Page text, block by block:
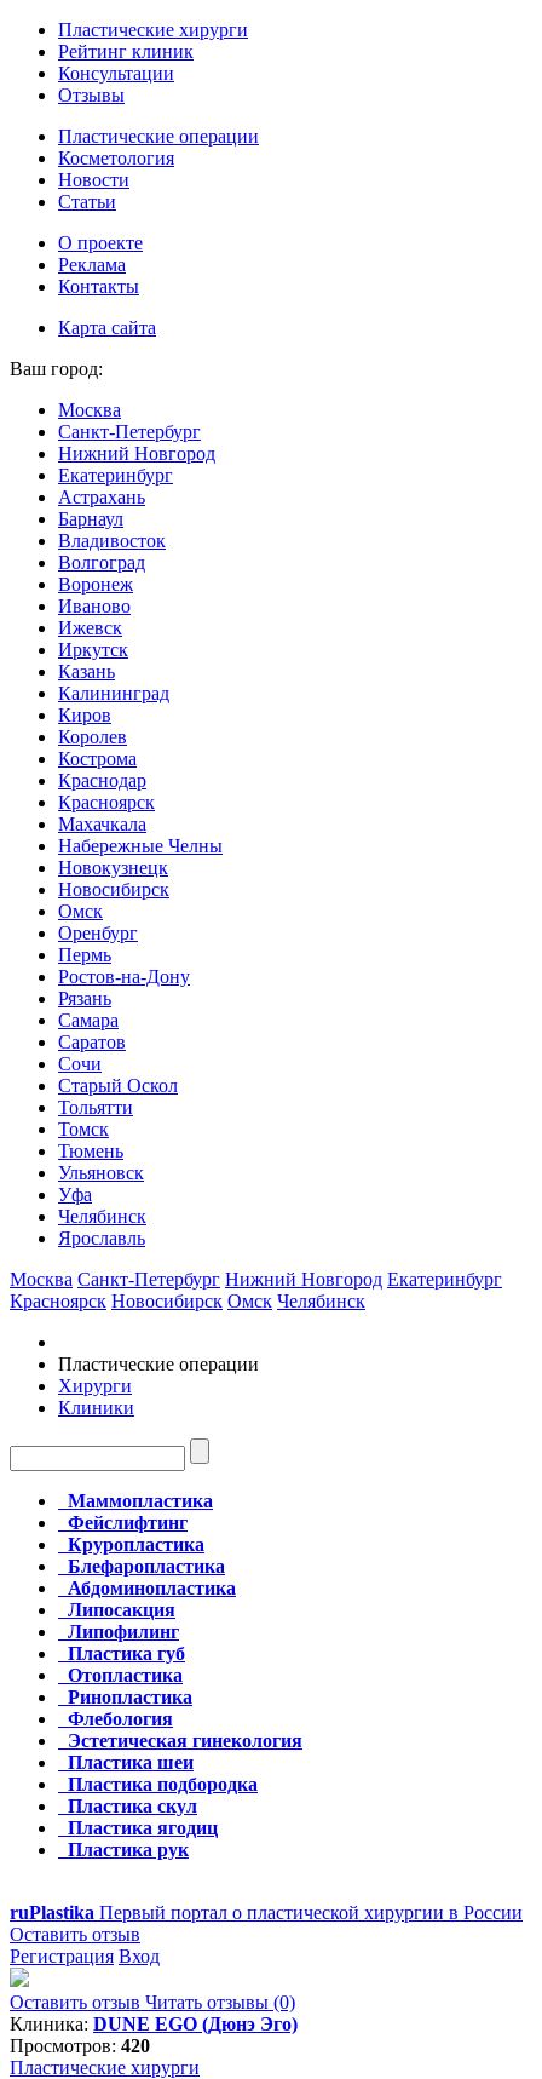
Пластические хирурги
Рейтинг клиник
Консультации
Отзывы
Пластические операции
Косметология
Новости
Статьи
О проекте
Реклама
Контакты
Карта сайта
Ваш город:
Москва
Санкт-Петербург
Нижний Новгород
Екатеринбург
Астрахань
Барнаул
Владивосток
Волгоград
Воронеж
Иваново
Ижевск
Иркутск
Казань
Калининград
Киров
Королев
Кострома
Краснодар
Красноярск
Махачкала
Набережные Челны
Новокузнецк
Новосибирск
Омск
Оренбург
Пермь
Ростов-на-Дону
Рязань
Самара
Саратов
Сочи
Старый Оскол
Тольятти
Томск
Тюмень
Ульяновск
Уфа
Челябинск
Ярославль
Москва Санкт-Петербург Нижний Новгород Екатеринбург
Красноярск Новосибирск Омск Челябинск
Пластические операции
Хирурги
Клиники
Маммопластика
Фейслифтинг
Круропластика
Блефаропластика
Абдоминопластика
Липосакция
Липофилинг
Пластика губ
Отопластика
Ринопластика
Флебология
Эстетическая гинекология
Пластика шеи
Пластика подбородка
Пластика скул
Пластика ягодиц
Пластика рук
ruPlastika Первый портал о пластической хирургии в России
Оставить отзыв
Регистрация Вход
Оставить отзыв Читать отзывы (0)
Клиника: DUNE EGO (Дюнэ Эго)
Просмотров: 420
Пластические хирурги